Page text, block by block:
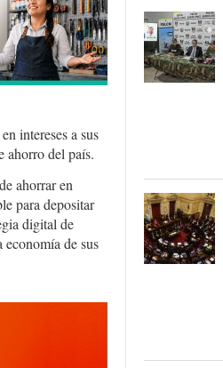
intereses a sus
ahorro del país.
ahorrar en
para depositar
digital de
de sus